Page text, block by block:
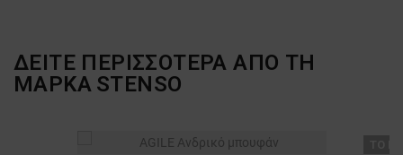
ΔΕΙΤΕ ΠΕΡΙΣΣΟΤΕΡΑ ΑΠΟ ΤΗ
ΜΑΡΚΑ STENSO